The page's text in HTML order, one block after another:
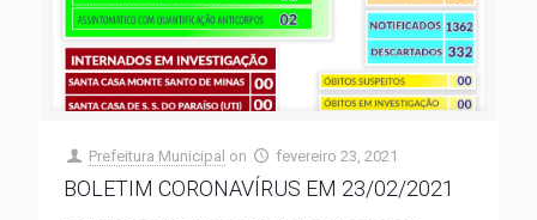
Prefeitura Municipal on fevereiro 23, 2021
BOLETIM CORONAVÍRUS EM 23/02/2021